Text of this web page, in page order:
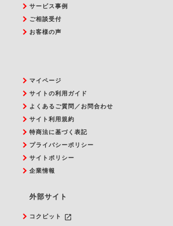
サービス事例
ご相談受付
お客様の声
マイページ
サイトの利用ガイド
よくあるご質問／お問合わせ
サイト利用規約
特商法に基づく表記
プライバシーポリシー
サイトポリシー
企業情報
外部サイト
コクピット
launch